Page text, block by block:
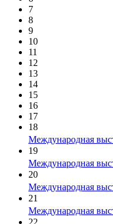
7
8
9
10
11
12
13
14
15
16
17
18
Международная
19
Международная
20
Международная
21
Международная
22